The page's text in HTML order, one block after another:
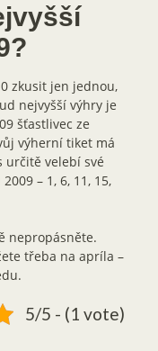
zkusit jen jednou,
nejvyšší výhry je
šťastlivec ze
výherní tiket má
určitě velebí své
– 1, 6, 11, 15,
nepropásněte.
třeba na apríla –
5/5 - (1 vote)